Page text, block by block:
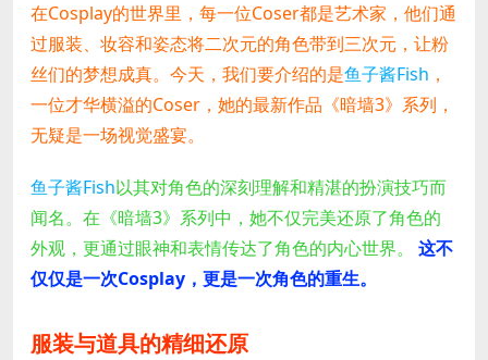
在Cosplay的世界里，每一位Coser都是艺术家，他们通
过服装、妆容和姿态将二次元的角色带到三次元，让粉
丝们的梦想成真。今天，我们要介绍的是鱼子酱Fish ，
一位才华横溢的Coser，她的最新作品《暗墙3》系列，
无疑是一场视觉盛宴。
鱼子酱Fish以其对角色的深刻理解和精湛的扮演技巧而
闻名。在《暗墙3》系列中，她不仅完美还原了角色的
外观，更通过眼神和表情传达了角色的内心世界。
这不
仅仅是一次Cosplay，更是一次角色的重生。
服装与道具的精细还原